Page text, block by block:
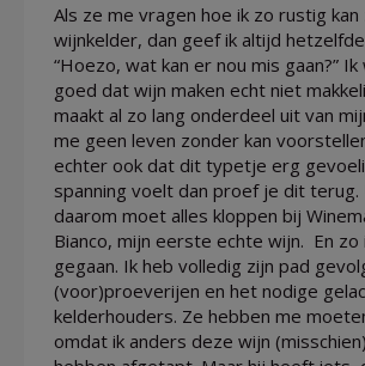
Als ze me vragen hoe ik zo rustig kan
wijnkelder, dan geef ik altijd
“Hoezo, wat kan er nou mis gaan?”
goed dat wijn maken echt niet
maakt al zo lang onderdeel uit van
me geen leven zonder kan
echter ook dat dit typetje erg
spanning voelt dan proef je dit
daarom moet alles kloppen bij
Bianco, mijn eerste echte wijn. En
gegaan. Ik heb volledig zijn pad
(voor)proeverijen en het nodige
kelderhouders. Ze hebben me
omdat ik anders deze wijn